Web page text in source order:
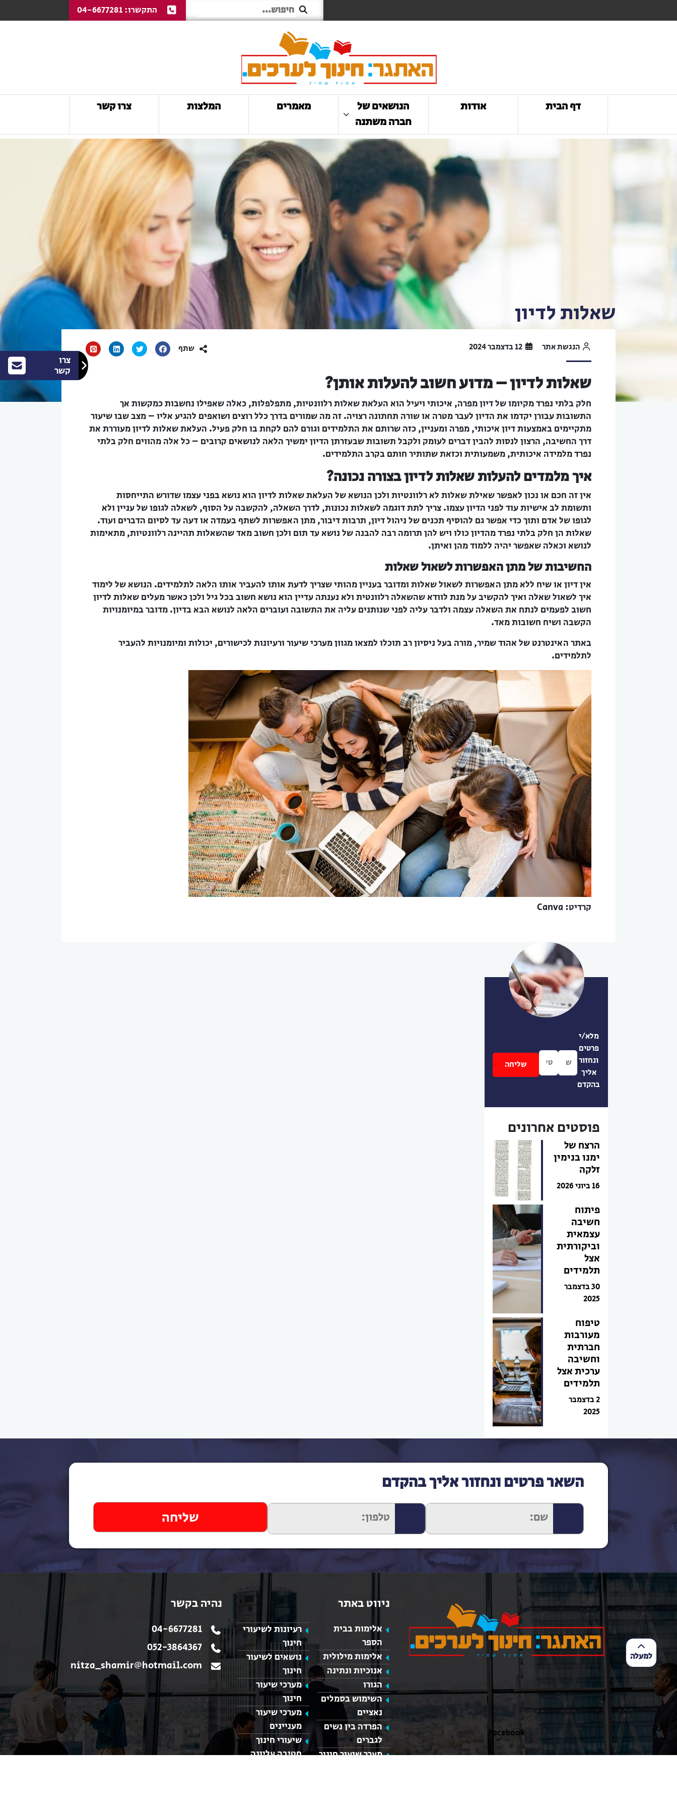
התקשרו: 04-6677281
דף הבית אודות
הנושאים של
חברה משתנה
מאמרים המלצות צרו קשר
צרו
קשר
שאלות לדיון
הנגשת אתר שתף
שאלות לדיון – מדוע חשוב להעלות אותן?
חלק בלתי נפרד מקיומו של דיון מפרה, איכותי ויעיל הוא העלאת שאלות רלוונטיות, מתפלפלות, כאלה שאפילו נחשבות כמקשות אך
התשובות עבורן יקדמו את הדיון לעבר מטרה או שורה תחתונה רצויה. זה מה שמורים בדרך כלל רוצים ושואפים להגיע אליו – מצב שבו שיעור
מתקיימים באמצעות דיון איכותי, מפרה ומעניין, כזה שרותם את התלמידים וגורם להם לקחת בו חלק פעיל. העלאת שאלות לדיון מעוררת את
דרך החשיבה, הרצון לנסות להבין דברים לעומק ולקבל תשובות שבעזרתן הדיון ימשיך הלאה לנושאים קרובים – כל אלה מהווים חלק בלתי
נפרד מלמידה איכותית, משמעותית וכזאת שתותיר חותם בקרב התלמידים.
איך מלמדים להעלות שאלות לדיון בצורה נכונה?
אין זה חכם או נכון לאפשר שאילת שאלות לא רלוונטיות ולכן הנושא של העלאת שאלות לדיון הוא נושא בפני עצמו שדורש התייחסות
ותשומת לב אישיות עוד לפני הדיון עצמו. צריך לתת דוגמה לשאלות נכונות, לדרך השאלה, להקשבה על הסוף, לשאלה לגופו של עניין ולא
לגופו של אדם ותוך כדי אפשר גם להוסיף תכנים של ניהול דיון, תרבות דיבור, מתן האפשרות לשתף בעמדה או דעה עד לסיום הדברים ועוד.
שאלות הן חלק בלתי נפרד מהדיון כולו ויש להן תרומה רבה להבנה של נושא עד תום ולכן חשוב מאד שהשאלות תהיינה רלוונטיות, מתאימות
לנושא וכאלה שאפשר יהיה ללמוד מהן ואיתן.
החשיבות של מתן האפשרות לשאול שאלות
אין דיון או שיח ללא מתן האפשרות לשאול שאלות ומדובר בעניין מהותי שצריך לדעת אותו להעביר אותו הלאה לתלמידים. הנושא של לימוד
איך לשאול שאלה ואיך להקשיב על מנת לוודא שהשאלה רלוונטית ולא נענתה עדיין הוא נושא חשוב בכל גיל ולכן כאשר מעלים שאלות לדיון
חשוב לפעמים לנתח את השאלה עצמה ולדבר עליה לפני שנותנים עליה את התשובה ועוברים הלאה לנושא הבא בדיון. מדובר במיומנויות
הקשבה ושיח חשובות מאד.
באתר האינטרנט של אהוד שמיר, מורה בעל ניסיון רב תוכלו למצאו מגוון מערכי שיעור ורעיונות לכישורים, יכולות ומיומנויות להעביר
לתלמידים.
קרדיט: Canva
מלא/י
פרטים
ונחזור
אליך
בהקדם
פוסטים אחרונים
הרצח של
ימנו בנימין
זלקה
16 ביוני 2026
פיתוח
חשיבה
עצמאית
וביקורתית
אצל
תלמידים
30 בדצמבר
2025
טיפוח
מעורבות
חברתית
וחשיבה
ערכית אצל
תלמידים
2 בדצמבר
2025
למעלה
השאר פרטים ונחזור אליך בהקדם
כאן מופיע חלון פייסבוק, למעבר לפייסבוק לחץ כאן
Facebook
ניווט באתר
אלימות בבית
הספר
אלימות מילולית
אנוכיות ונתינה
הגורו
השימוש בסמלים
נאציים
הפרדה בין נשים
לגברים
מערך שיעור חינוך
רעיונות לשיעורי
חינוך
נושאים לשיעור
חינוך
מערכי שיעור
חינוך
מערכי שיעור
מעניינים
שיעורי חינוך
חטיבה עליונה
נהיה בקשר
04-6677281
052-3864367
nitza_shamir@hotmail.com